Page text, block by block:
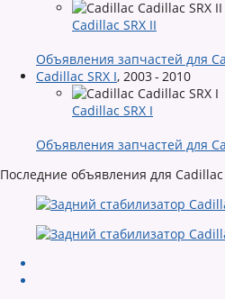
Cadillac SRX II
Объявления запчастей для
Cadillac SRX I, 2003 - 2010
Cadillac SRX I
Объявления запчастей для
Последние объявления для Cadillac